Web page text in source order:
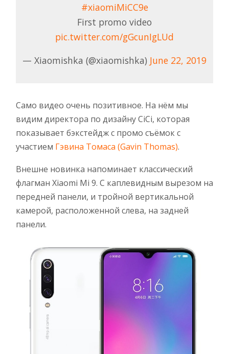
#xiaomiMiCC9e
First promo video
pic.twitter.com/gGcunIgLUd
— Xiaomishka (@xiaomishka) June 22, 2019
Само видео очень позитивное. На нём мы
видим директора по дизайну СiCi, которая
показывает бэкстейдж с промо съёмок с
участием Гэвина Томаса (Gavin Thomas).
Внешне новинка напоминает классический
флагман Xiaomi Mi 9. С каплевидным вырезом на
передней панели, и тройной вертикальной
камерой, расположенной слева, на задней
панели.